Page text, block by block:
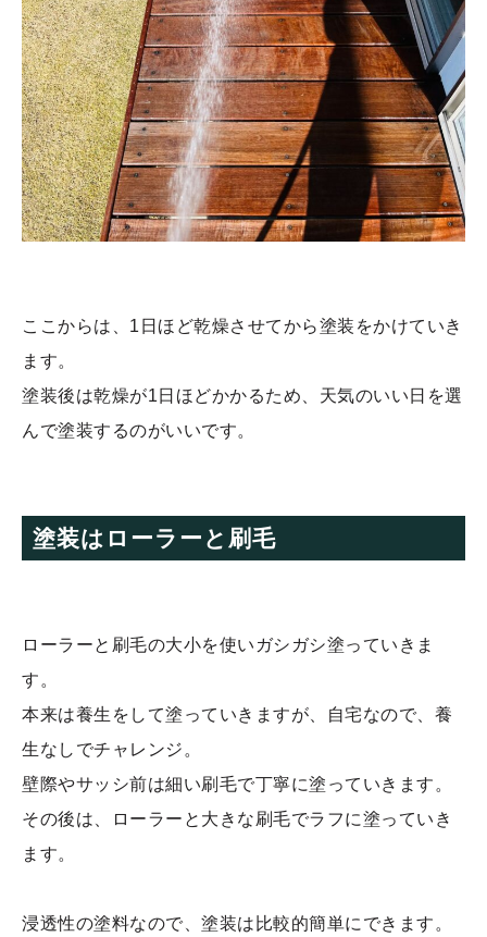
ここからは、1日ほど乾燥させてから塗装をかけていき
ます。
塗装後は乾燥が1日ほどかかるため、天気のいい日を選
んで塗装するのがいいです。
塗装はローラーと刷毛
ローラーと刷毛の大小を使いガシガシ塗っていきま
す。
本来は養生をして塗っていきますが、自宅なので、養
生なしでチャレンジ。
壁際やサッシ前は細い刷毛で丁寧に塗っていきます。
その後は、ローラーと大きな刷毛でラフに塗っていき
ます。
浸透性の塗料なので、塗装は比較的簡単にできます。